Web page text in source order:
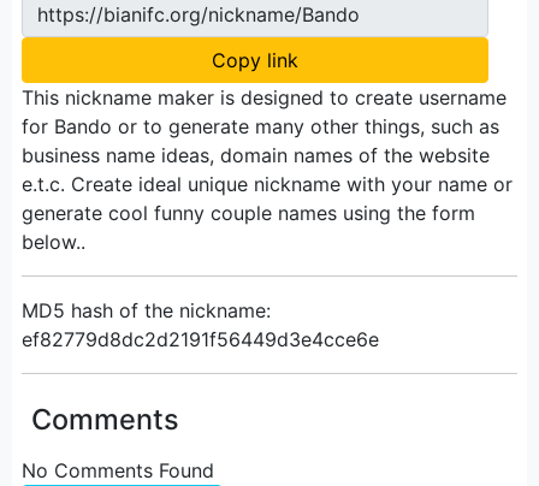
https://bianifc.org/nickname/Bando
Copy link
This nickname maker is designed to create username
for Bando or to generate many other things, such as
business name ideas, domain names of the website
e.t.c. Create ideal unique nickname with your name or
generate cool funny couple names using the form
below..
MD5 hash of the nickname:
ef82779d8dc2d2191f56449d3e4cce6e
Comments
No Comments Found